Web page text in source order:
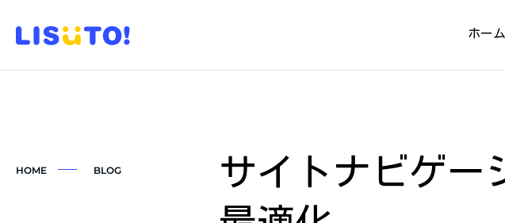
ホーム
HOME BLOG
サイトナビゲー